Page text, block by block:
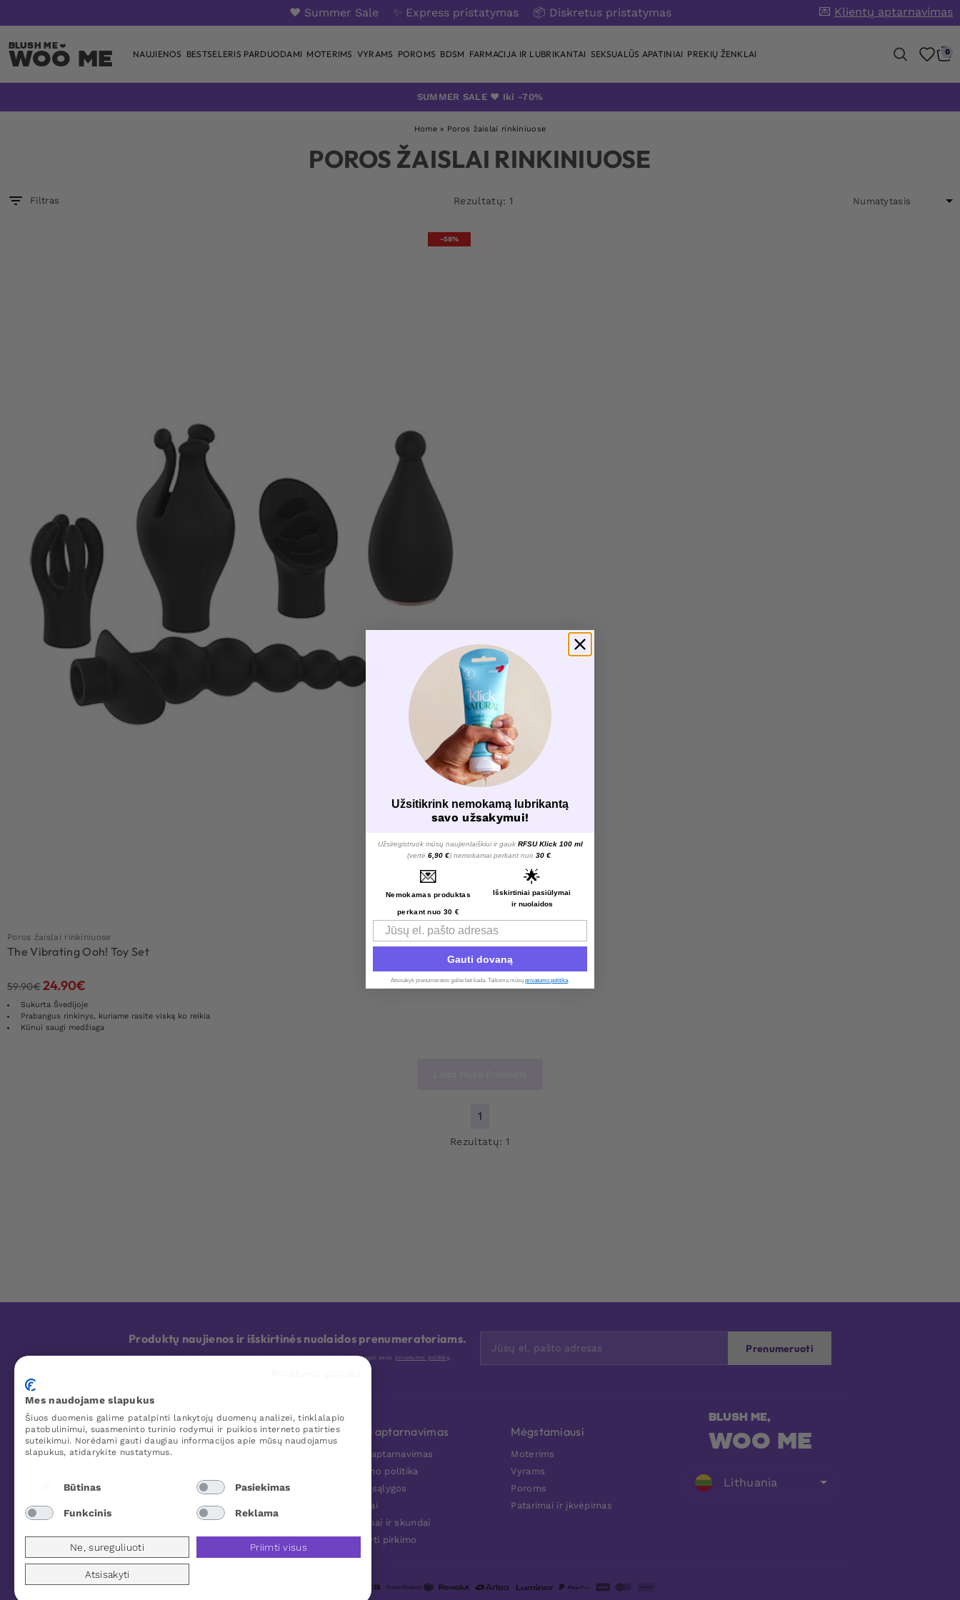
❤️ Summer Sale ✨ Express pristatymas 📦 Diskretus pristatymas 💌 Klientų aptarnavimas
Woo Me NAUJIENOS BESTSELERIS PARDUODAMI MOTERIMS VYRAMS POROMS BDSM FARMACIJA IR LUBRIKANTAI SEKSUALŪS APATINIAI PREKIŲ ŽENKLAI 0
SUMMER SALE ❤️ Iki -70%
Home» Poros žaislai rinkiniuose
POROS ŽAISLAI RINKINIUOSE
Filtras Rezultatų: 1
-58%
Love Deal
Poros žaislai rinkiniuose
The Vibrating Ooh! Toy Set
59.90€24.90€
Sukurta Švedijoje
Prabangus rinkinys, kuriame rasite viską ko reikia
Kūnui saugi medžiaga
1
Rezultatų: 1
Produktų naujienos ir išskirtinės nuolaidos prenumeratoriams.
Bet kada galite atsisakyti prenumeratos. Jūsų asmens duomenis tvarkome pagal savo privatumo politiką .
Prenumeruoti
Apie Woo Me
Apie Woo Me
Pristatymas ir diskretiška pakuotė
Klientų atsiliepimai Woo Me
Klientų aptarnavimas
Klientu aptarnavimas
Privatumo politika
Pirkimo sąlygos
Kontaktai
Grąžinimai ir skundai
Atsisakyti pirkimo
Mėgstamiausi
Moterims
Vyrams
Poroms
Patarimai ir įkvėpimas
WOO ME
Lithuania
Mes naudojame slapukus
Šiuos duomenis galime patalpinti lankytojų duomenų analizei, tinklalapio
patobulinimui, suasmeninto turinio rodymui ir puikios interneto patirties
suteikimui. Norėdami gauti daugiau informacijos apie mūsų naudojamus
slapukus, atidarykite nustatymus.
Būtinas Pasiekimas
Funkcinis Reklama
Ne, sureguliuoti Priimti visus
Atsisakyti
Užsitikrink nemokamą lubrikantą
savo užsakymui!
Užsiregistruok mūsų naujienlaiškiui ir gauk RFSU Klick 100 ml
(vertė 6,90 €) nemokamai perkant nuo 30 €
💌
Nemokamas produktas
perkant nuo 30 €
🌟
Išskirtiniai pasiūlymai
ir nuolaidos
Email
Gauti dovaną
Atsisakyti prenumeratos galite bet kada. Taikoma mūsų privatumo politika.​